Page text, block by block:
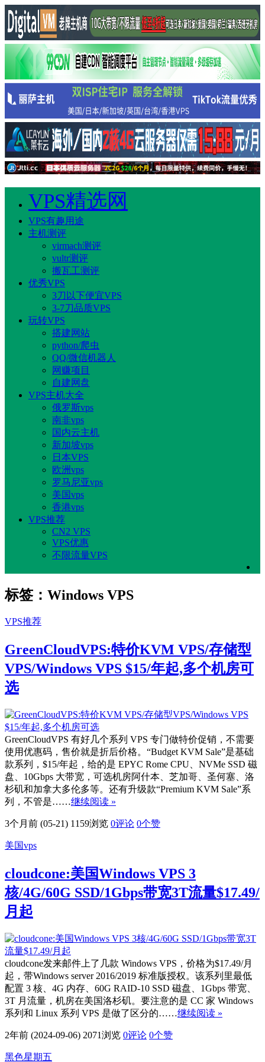
VPS精选网
VPS有趣用途
主机测评
virmach测评
vultr测评
搬瓦工测评
优秀VPS
3刀以下便宜VPS
3-7刀品质VPS
玩转VPS
搭建网站
python/爬虫
QQ/微信机器人
网赚项目
自建网盘
VPS主机大全
俄罗斯vps
南非vps
国内云主机
新加坡vps
日本VPS
欧洲vps
罗马尼亚vps
美国vps
香港vps
VPS推荐
CN2 VPS
VPS优惠
不限流量VPS
标签：Windows VPS
VPS推荐
GreenCloudVPS:特价KVM VPS/存储型
VPS/Windows VPS $15/年起,多个机房可
选
GreenCloudVPS 有好几个系列 VPS 专门做特价促销，不需要
使用优惠码，售价就是折后价格。“Budget KVM Sale”是基础
款系列，$15/年起，给的是 EPYC Rome CPU、NVMe SSD 磁
盘、10Gbps 大带宽，可选机房阿什本、芝加哥、圣何塞、洛
杉矶和加拿大多伦多等。还有升级款“Premium KVM Sale”系
列，不管是……继续阅读 »
3个月前 (05-21) 1159浏览 0评论 0个赞
美国vps
cloudcone:美国Windows VPS 3
核/4G/60G SSD/1Gbps带宽3T流量$17.49/
月起
cloudcone发来邮件上了几款 Windows VPS，价格为$17.49/月
起，带Windows server 2016/2019 标准版授权。该系列里最低
配置 3 核、4G 内存、60G RAID-10 SSD 磁盘、1Gbps 带宽、
3T 月流量，机房在美国洛杉矶。要注意的是 CC 家 Windows
系列和 Linux 系列 VPS 是做了区分的……继续阅读 »
2年前 (2024-09-06) 2071浏览 0评论 0个赞
黑色星期五